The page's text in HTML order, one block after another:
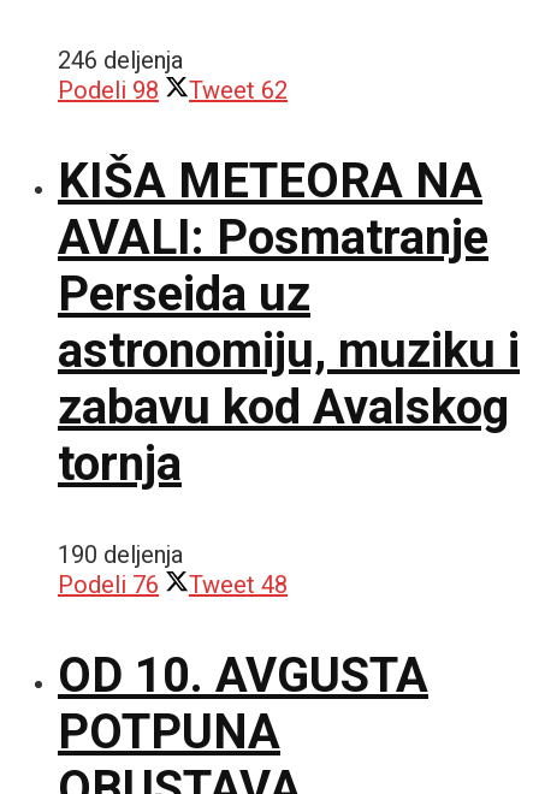
246 deljenja
Podeli 98 Tweet 62
KIŠA METEORA NA
AVALI: Posmatranje
Perseida uz
astronomiju, muziku i
zabavu kod Avalskog
tornja
190 deljenja
Podeli 76 Tweet 48
OD 10. AVGUSTA
POTPUNA